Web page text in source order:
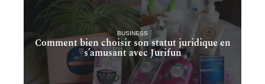
BUSINESS
Comment bien choisir son statut juridique en
s’amusant avec Jurifun